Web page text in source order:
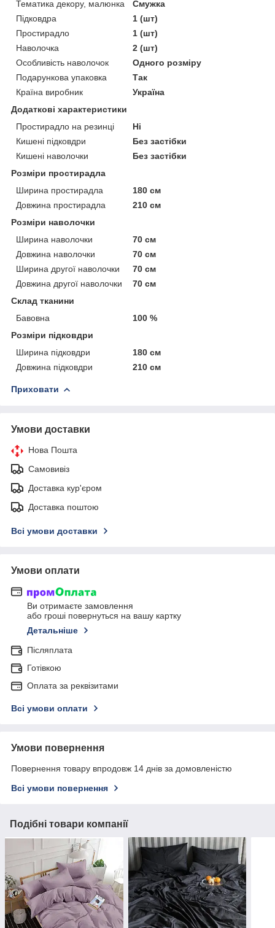
Тематика декору, малюнка
Смужка
Підковдра
1 (шт)
Простирадло
1 (шт)
Наволочка
2 (шт)
Особливість наволочок
Одного розміру
Подарункова упаковка
Так
Країна виробник
Україна
Додаткові характеристики
Простирадло на резинці
Ні
Кишені підковдри
Без застібки
Кишені наволочки
Без застібки
Розміри простирадла
Ширина простирадла
180 см
Довжина простирадла
210 см
Розміри наволочки
Ширина наволочки
70 см
Довжина наволочки
70 см
Ширина другої наволочки
70 см
Довжина другої наволочки
70 см
Склад тканини
Бавовна
100 %
Розміри підковдри
Ширина підковдри
180 см
Довжина підковдри
210 см
Приховати
Умови доставки
Нова Пошта
Самовивіз
Доставка кур'єром
Доставка поштою
Всі умови доставки
Умови оплати
Ви отримаєте замовлення
або гроші повернуться на вашу картку
Детальніше
Післяплата
Готівкою
Оплата за реквізитами
Всі умови оплати
Умови повернення
Повернення товару впродовж 14 днів за домовленістю
Всі умови повернення
Подібні товари компанії